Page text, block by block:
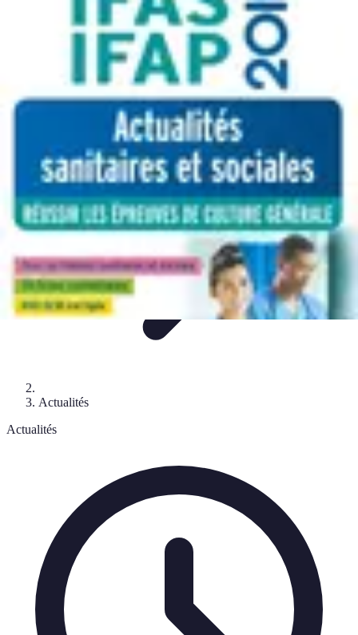
TendancesÉvénementsRèglesÉquipement
Actualités
Actualités